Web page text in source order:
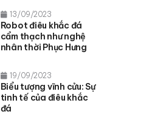
13/09/2023
Robot điêu khắc đá
cẩm thạch như nghệ
nhân thời Phục Hưng
19/09/2023
Biểu tượng vĩnh cửu: Sự
tinh tế của điêu khắc
đá